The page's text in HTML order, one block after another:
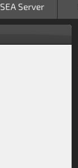
SEA Server